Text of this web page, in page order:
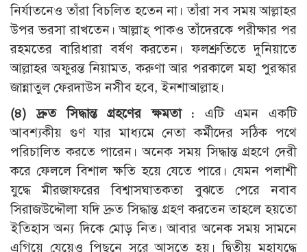
নির্যাতনেও তাঁরা বিচলিত হতেন না। তাঁরা সব সময় আল্লাহর
উপর ভরসা রাখতেন। আল্লাহ্ পাকও তাঁদেরকে পরীক্ষার পর
রহমতের বারিধারা বর্ষণ করতেন। ফলশ্রুতিতে দুনিয়াতে
আল্লাহর অফুরন্ত নিয়ামত, করুণা আর পরকালে মহা পুরস্কার
জান্নাতুল ফেরদাউস নসীব হবে, ইনশাআল্লাহ।
(৪) দ্রুত সিদ্ধান্ত গ্রহণের ক্ষমতা : এটি এমন একটি
আবশ্যকীয় গুণ যার মাধ্যমে নেতা কর্মীদের সঠিক পথে
পরিচালিত করতে পারেন। অনেক সময় সিদ্ধান্ত গ্রহণে দেরী
করে ফেললে বিশাল ক্ষতি হয়ে যেতে পারে। যেমন পলাশী
যুদ্ধে মীরজাফরের বিশ্বাসঘাতকতা বুঝতে পেরে নবাব
সিরাজউদ্দৌলা যদি দ্রুত সিদ্ধান্ত গ্রহণ করতেন তাহলে হয়তো
ইতিহাস অন্য দিকে মোড় নিত। আবার অনেক সময় সামনে
এগিয়ে যেয়েও পিছনে সরে আসতে হয়। দ্বিতীয় মহাযুদ্ধে